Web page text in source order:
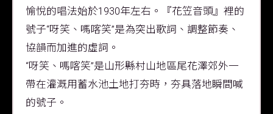
愉悅的唱法始於1930年左右。『花笠音頭』裡的
號子“呀笑、嗎喀笑”是為突出歌詞、調整節奏、
協韻而加進的虛詞。
“呀笑、嗎喀笑”是山形縣村山地區尾花澤郊外一
帶在灌溉用蓄水池土地打夯時，夯具落地瞬間喊
的號子。